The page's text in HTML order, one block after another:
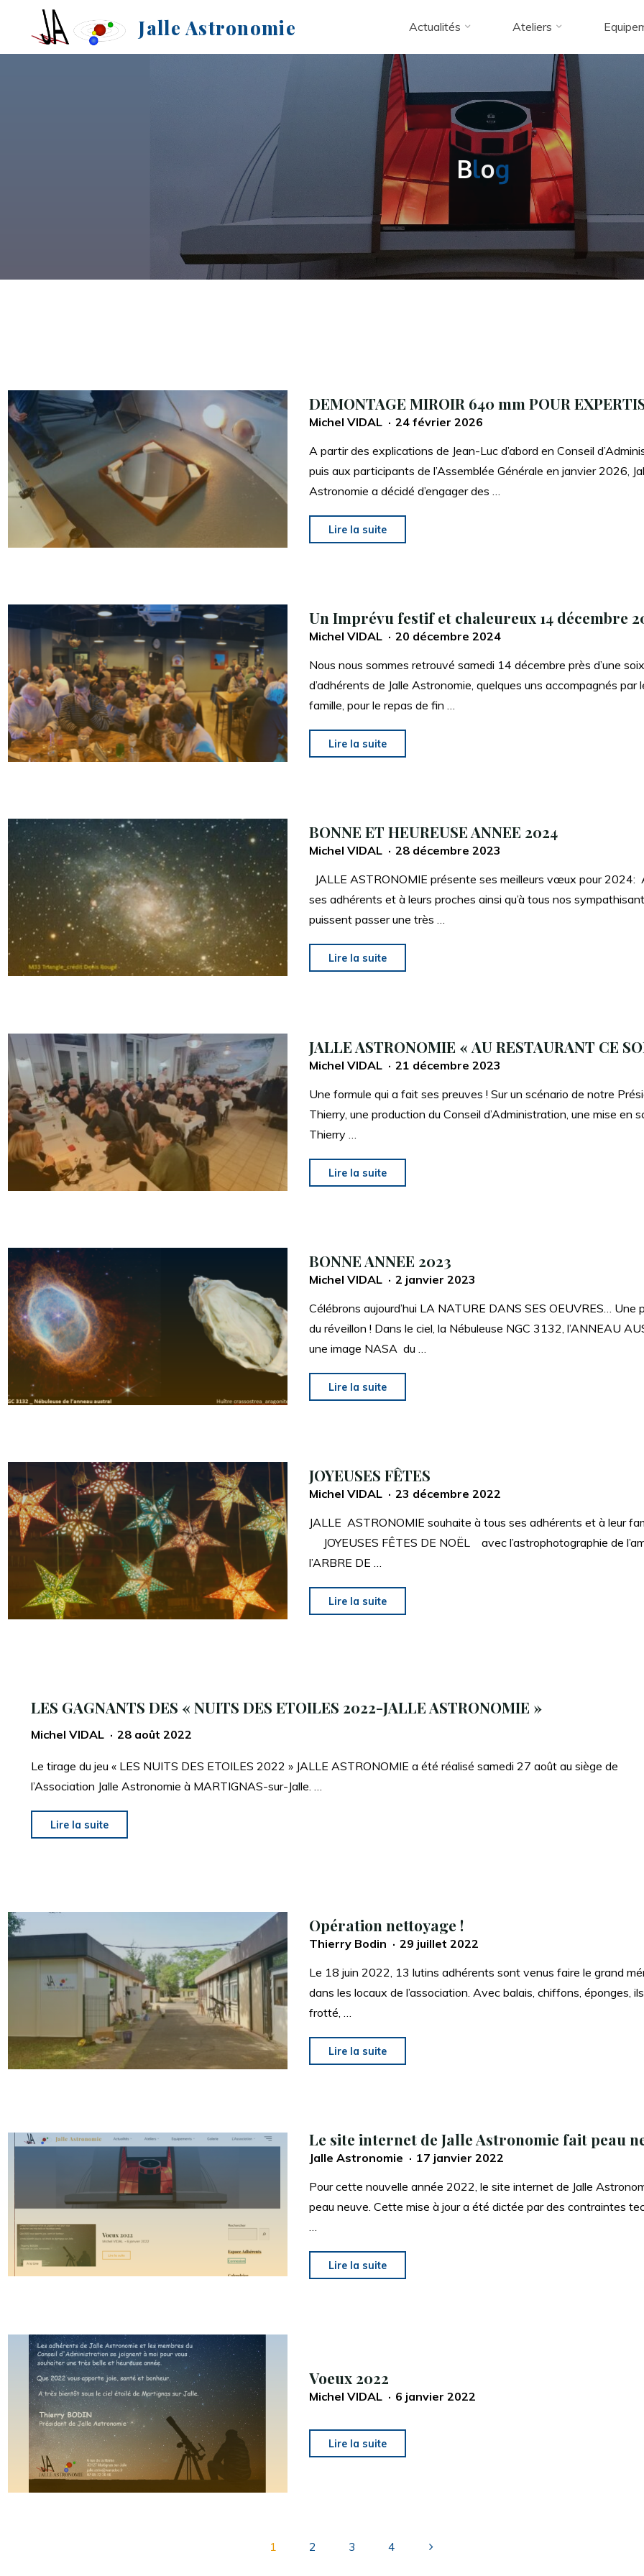
Jalle Astronomie Actualités Ateliers
Blog
DEMONTAGE MIROIR 640 mm POUR
Michel VIDAL
24 février 2026
A partir des explications de Jean-Luc d’abord en Conseil
puis aux participants de l’Assemblée Générale en janvier 2026,
Astronomie a décidé d’engager des …
Lire la suite
EXPERTISE"
Un Imprévu festif et chaleureux 14 décembre
Michel VIDAL
20 décembre 2024
Nous nous sommes retrouvé samedi 14 décembre près d’une
d’adhérents de Jalle Astronomie, quelques uns accompagnés par
famille, pour le repas de fin …
Lire la suite
2024"
BONNE ET HEUREUSE ANNEE 2024
Michel VIDAL
28 décembre 2023
JALLE ASTRONOMIE présente ses meilleurs vœux pour 2024:
ses adhérents et à leurs proches ainsi qu’à tous nos
puissent passer une très …
Lire la suite
JALLE ASTRONOMIE « AU RESTAURANT CE
Michel VIDAL
21 décembre 2023
Une formule qui a fait ses preuves ! Sur un scénario de notre
Thierry, une production du Conseil d’Administration, une mise en
Thierry …
Lire la suite
BONNE ANNEE 2023
Michel VIDAL
2 janvier 2023
Célébrons aujourd’hui LA NATURE DANS SES OEUVRES… Une
du réveillon ! Dans le ciel, la Nébuleuse NGC 3132, l’ANNEAU
une image NASA du …
Lire la suite
JOYEUSES FÊTES
Michel VIDAL
23 décembre 2022
JALLE ASTRONOMIE souhaite à tous ses adhérents et à leur
JOYEUSES FÊTES DE NOËL avec l’astrophotographie de
l’ARBRE DE …
Lire la suite
LES GAGNANTS DES « NUITS DES ETOILES 2022-JALLE ASTRONOMIE »
Michel VIDAL 28 août 2022
Le tirage du jeu « LES NUITS DES ETOILES 2022 » JALLE ASTRONOMIE a été réalisé samedi 27 août au siège de
l’Association Jalle Astronomie à MARTIGNAS-sur-Jalle. …
Lire la suite
2022-
JALLE
ASTRONOMIE »"
Opération nettoyage !
Thierry Bodin
29 juillet 2022
Le 18 juin 2022, 13 lutins adhérents sont venus faire le grand
dans les locaux de l’association. Avec balais, chiffons, éponges,
frotté, …
Lire la suite
Le site internet de Jalle Astronomie fait peau
Jalle Astronomie
17 janvier 2022
Pour cette nouvelle année 2022, le site internet de Jalle
peau neuve. Cette mise à jour a été dictée par des contraintes
…
Lire la suite
peau
Voeux 2022
Michel VIDAL 6 janvier 2022
Lire la suite
1 2 3 4